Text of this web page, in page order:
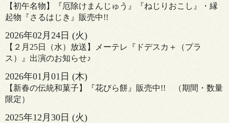
【初午名物】『厄除けまんじゅう』『ねじりおこし』・縁
起物『さるはじき』販売中!!
2026年02 月 24日 (火)
【２月25日（水）放送】メーテレ『ドデスカ＋（プラ
ス）』出演のお知らせ♪
2026年01 月 01 日 (木)
【新春の伝統和菓子】『花びら餅』販売中!! （期間・数量
限定）
2025年12 月 30日 (火)